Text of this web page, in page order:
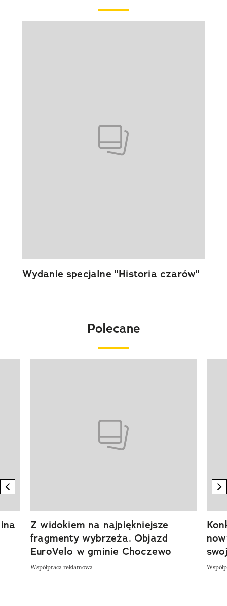
Wydanie specjalne "Historia czarów"
Polecane
previous element
Z widokiem na najpiękniejsze
fragmenty wybrzeża. Objazd
EuroVelo w gminie Choczewo
Współpraca reklamowa